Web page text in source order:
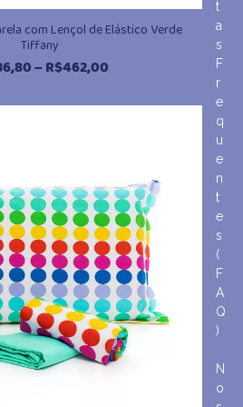
com Lençol de Elástico Verde
Tiffany
–R$462,00Faixa
preço:
t
a
s
F
r
e
q
u
e
n
t
e
s
(
F
A
Q
)
N
o